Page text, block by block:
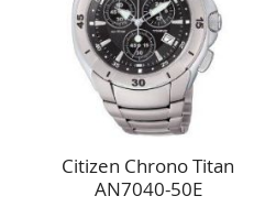
Citizen Chrono Titan
AN7040-50E